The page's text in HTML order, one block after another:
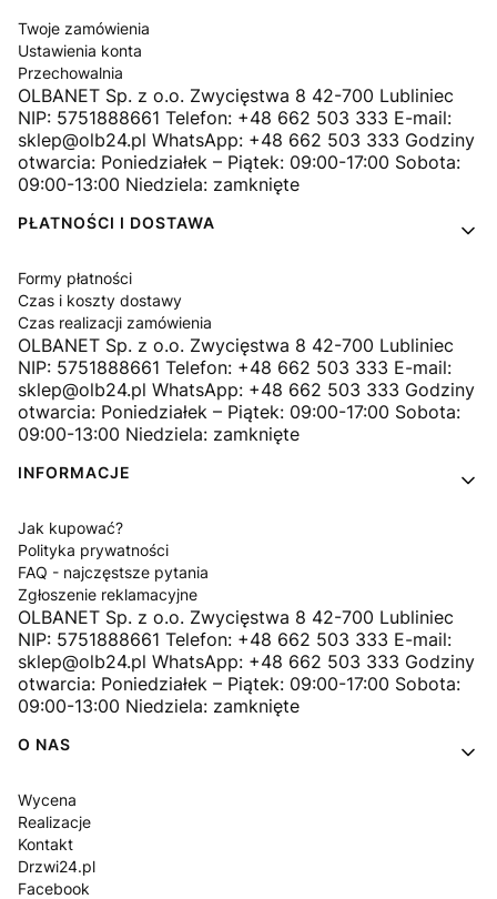
Twoje zamówienia
Ustawienia konta
Przechowalnia
OLBANET Sp. z o.o. Zwycięstwa 8 42-700 Lubliniec
NIP: 5751888661 Telefon: +48 662 503 333 E-mail:
sklep@olb24.pl WhatsApp: +48 662 503 333 Godziny
otwarcia: Poniedziałek – Piątek: 09:00-17:00 Sobota:
09:00-13:00 Niedziela: zamknięte
PŁATNOŚCI I DOSTAWA
Formy płatności
Czas i koszty dostawy
Czas realizacji zamówienia
OLBANET Sp. z o.o. Zwycięstwa 8 42-700 Lubliniec
NIP: 5751888661 Telefon: +48 662 503 333 E-mail:
sklep@olb24.pl WhatsApp: +48 662 503 333 Godziny
otwarcia: Poniedziałek – Piątek: 09:00-17:00 Sobota:
09:00-13:00 Niedziela: zamknięte
INFORMACJE
Jak kupować?
Polityka prywatności
FAQ - najczęstsze pytania
Zgłoszenie reklamacyjne
OLBANET Sp. z o.o. Zwycięstwa 8 42-700 Lubliniec
NIP: 5751888661 Telefon: +48 662 503 333 E-mail:
sklep@olb24.pl WhatsApp: +48 662 503 333 Godziny
otwarcia: Poniedziałek – Piątek: 09:00-17:00 Sobota:
09:00-13:00 Niedziela: zamknięte
O NAS
Wycena
Realizacje
Kontakt
Drzwi24.pl
Facebook